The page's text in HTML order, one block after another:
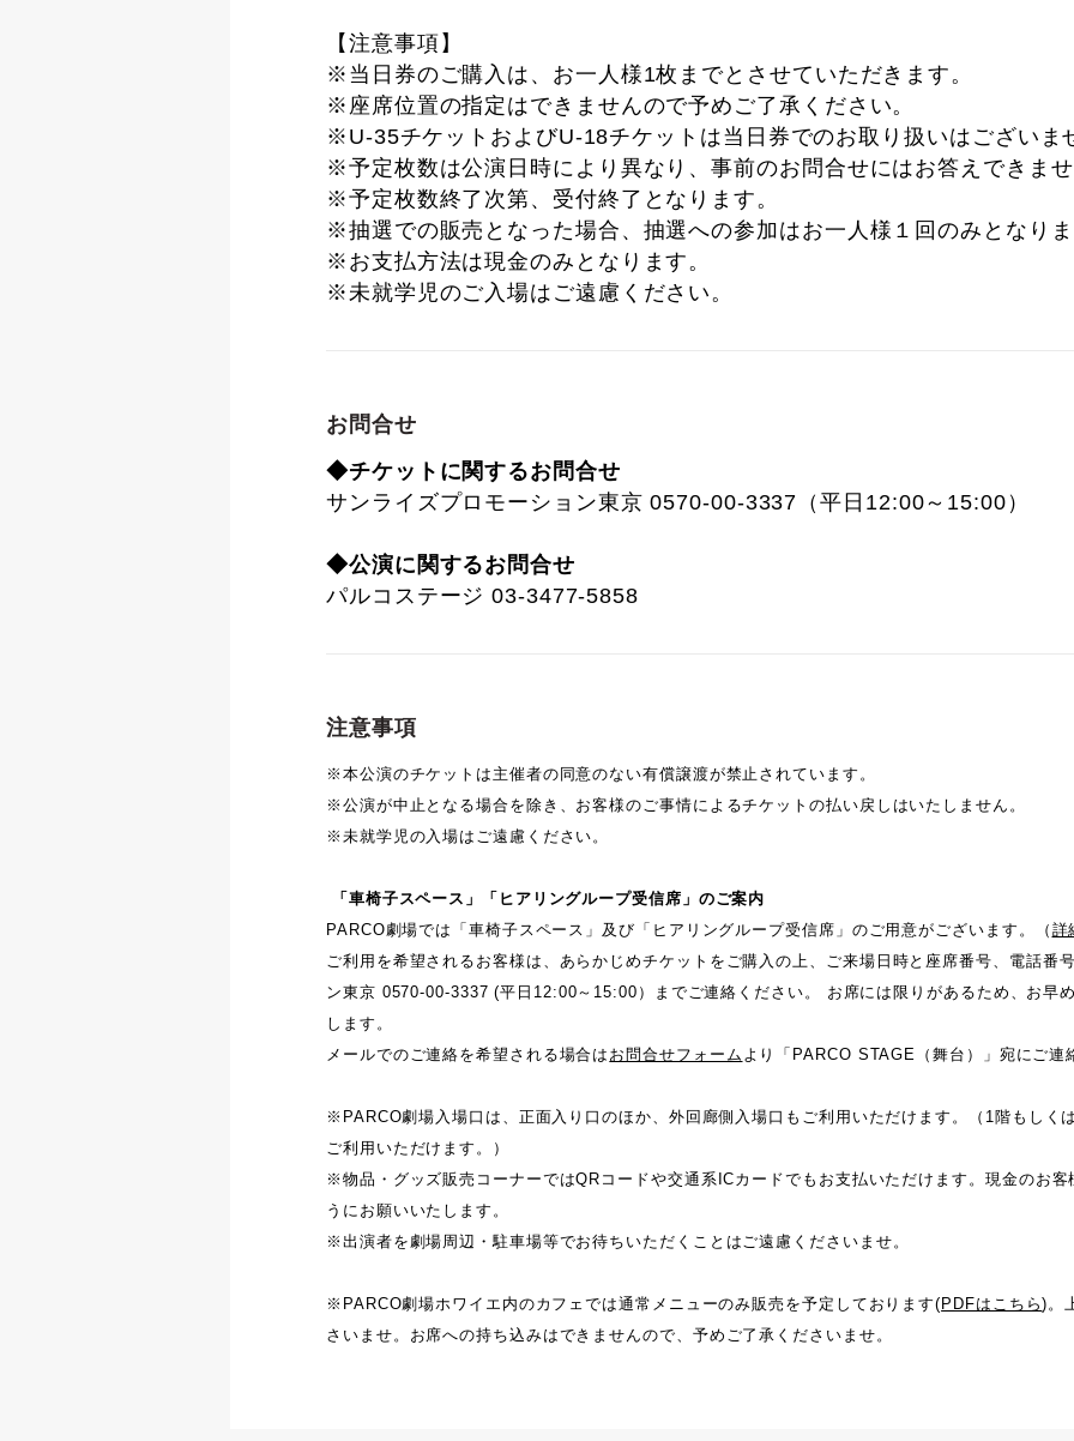
【注意事項】
※当日券のご購入は、お一人様1枚までとさせていただきます。
※座席位置の指定はできませんので予めご了承ください。
※U-35チケットおよびU-18チケットは当日券でのお取り扱いはございま
※予定枚数は公演日時により異なり、事前のお問合せにはお答えできま
※予定枚数終了次第、受付終了となります。
※抽選での販売となった場合、抽選への参加はお一人様１回のみとなり
※お支払方法は現金のみとなります。
※未就学児のご入場はご遠慮ください。
お問合せ
◆チケットに関するお問合せ
サンライズプロモーション東京 0570-00-3337（平日12:00～15:00）
◆公演に関するお問合せ
パルコステージ 03-3477-5858
注意事項
※本公演のチケットは主催者の同意のない有償譲渡が禁止されています。
※公演が中止となる場合を除き、お客様のご事情によるチケットの払い戻しはいたしません。
※未就学児の入場はご遠慮ください。
「車椅子スペース」「ヒアリングループ受信席」のご案内
PARCO劇場では「車椅子スペース」及び「ヒアリングループ受信席」のご用意がございます。（ 詳
ご利用を希望されるお客様は、あらかじめチケットをご購入の上、ご来場日時と座席番号、電話番
ン東京 0570-00-3337 (平日12:00～15:00）までご連絡ください。 お席には限りがあるため、お早
します。
メールでのご連絡を希望される場合は お問合せフォーム より「PARCO STAGE（舞台）」宛にご連
※PARCO劇場入場口は、正面入り口のほか、外回廊側入場口もご利用いただけます。（1階もしく
ご利用いただけます。）
※物品・グッズ販売コーナーではQRコードや交通系ICカードでもお支払いただけます。現金のお
うにお願いいたします。
※出演者を劇場周辺・駐車場等でお待ちいただくことはご遠慮くださいませ。
※PARCO劇場ホワイエ内のカフェでは通常メニューのみ販売を予定しております( PDFはこちら)。
さいませ。お席への持ち込みはできませんので、予めご了承くださいませ。